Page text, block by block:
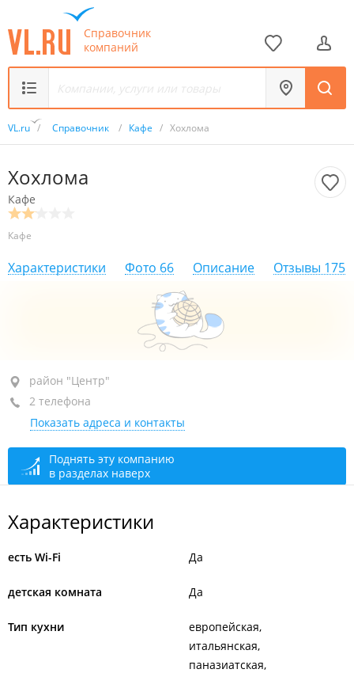
Справочник
компаний
VL.ru / Справочник / Кафе / Хохлома
Хохлома
Кафе
Кафе
Характеристики Фото 66 Описание Отзывы 175
район "Центр", ул. Посьетская, 20
1-й этаж
+7 (423) 272-71-51
+7 914 792-71-51
закрыто, откроется в 07:30
район "Центр"
2 телефона
Показать адреса и контакты
Поднять эту компанию
в разделах наверх
Характеристики
есть Wi-Fi Да
детская комната Да
Тип кухни
европейская
итальянская
паназиатская